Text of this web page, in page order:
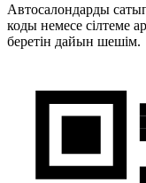
Автосалондарды
коды немесе сілтеме
беретін дайын шешім.